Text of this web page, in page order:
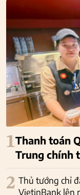
1Thanh toán
Trung chính
2 Thủ tướng chỉ
VietinBank lên